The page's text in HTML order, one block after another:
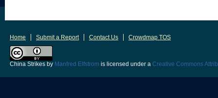
Home Submit a Report Contact Us Crowdmap TOS
China Strikes by Manfred Elfstrom is licensed under a Creative Commons